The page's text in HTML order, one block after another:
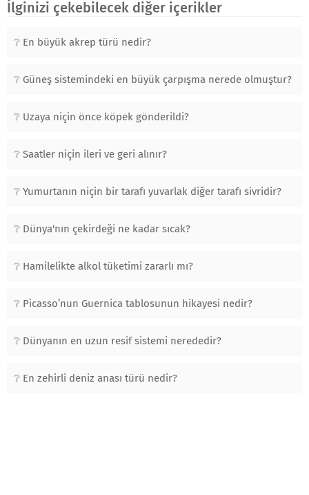
İlginizi çekebilecek diğer içerikler
En büyük akrep türü nedir?
Güneş sistemindeki en büyük çarpışma nerede olmuştur?
Uzaya niçin önce köpek gönderildi?
Saatler niçin ileri ve geri alınır?
Yumurtanın niçin bir tarafı yuvarlak diğer tarafı sivridir?
Dünya'nın çekirdeği ne kadar sıcak?
Hamilelikte alkol tüketimi zararlı mı?
Picasso’nun Guernica tablosunun hikayesi nedir?
Dünyanın en uzun resif sistemi nerededir?
En zehirli deniz anası türü nedir?